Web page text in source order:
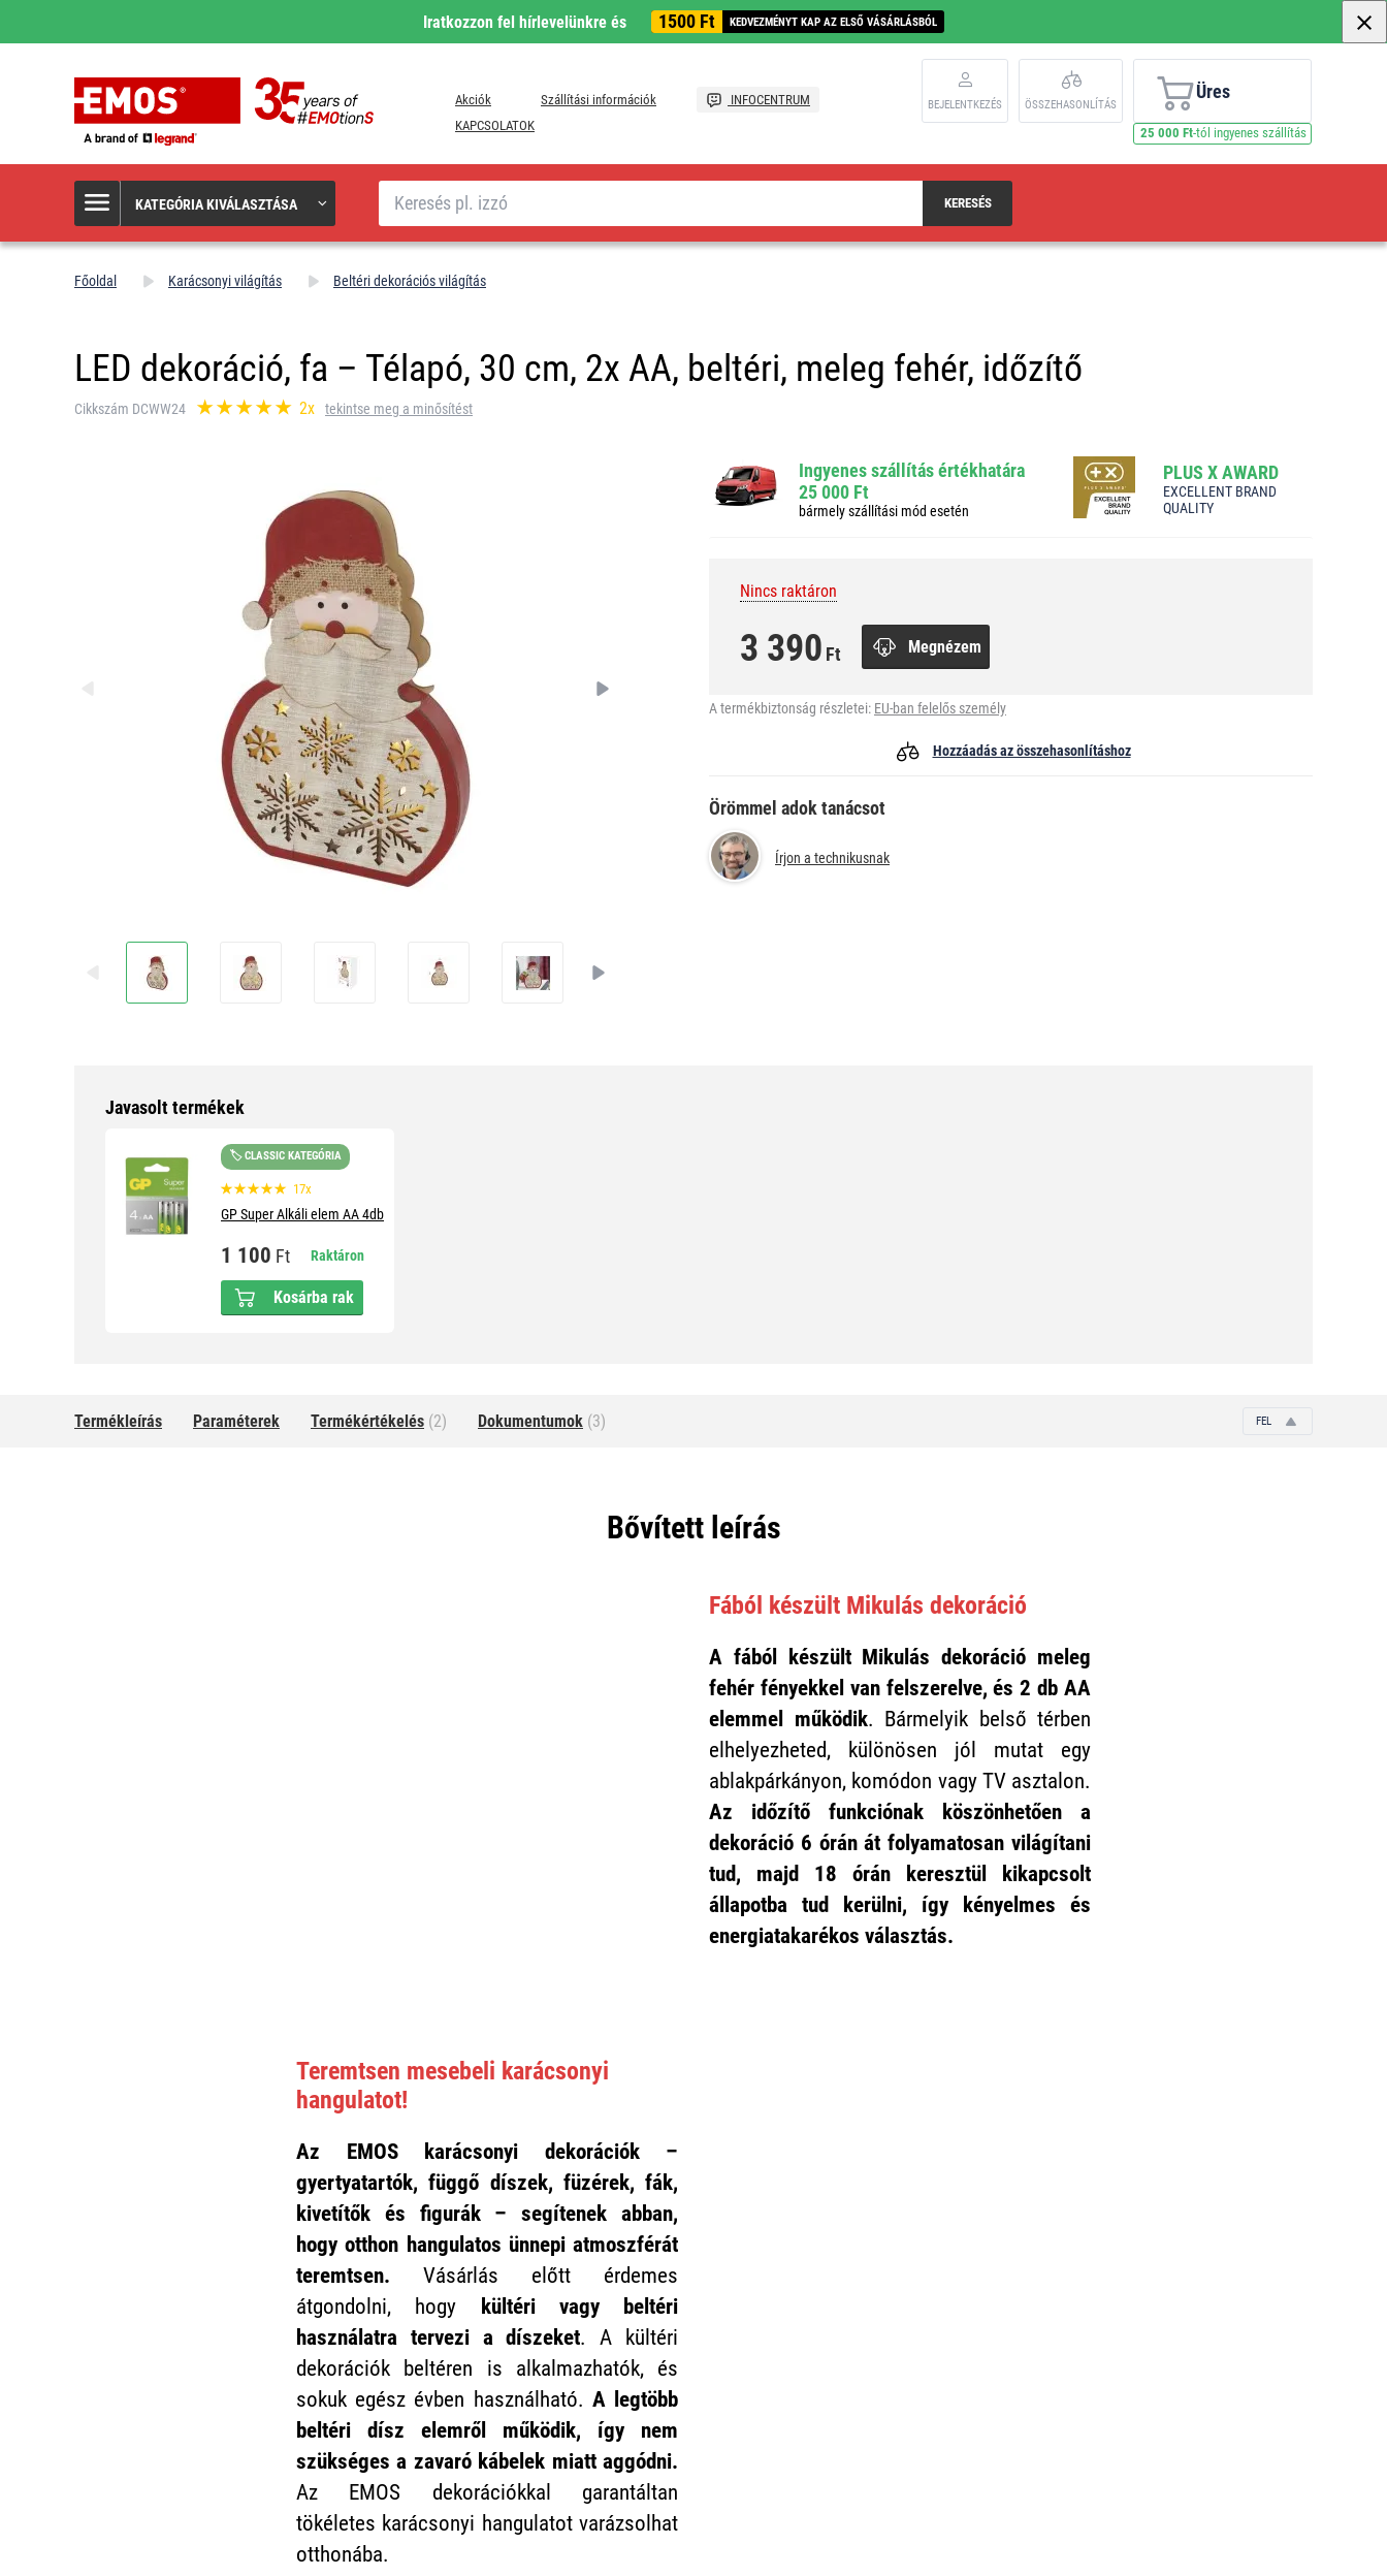
Iratkozzon fel hírlevelünkre és 1500 Ft KEDVEZMÉNYT KAP AZ ELSŐ VÁSÁRLÁSBÓL
Akciók Szállítási információk
INFOCENTRUM
KAPCSOLATOK
BEJELENTKEZÉS ÖSSZEHASONLÍTÁS
Üres
25 000 Ft-tól ingyenes szállítás
KATEGÓRIA KIVÁLASZTÁSA
Keresés
KERESÉS
Főoldal Karácsonyi világítás Beltéri dekorációs világítás
LED dekoráció, fa – Télapó, 30 cm, 2x AA, beltéri, meleg fehér, időzítő
Cikkszám DCWW24 2x tekintse meg a minősítést
Ingyenes szállítás értékhatára
25 000 Ft
bármely szállítási mód esetén
PLUS X AWARD
EXCELLENT BRAND
QUALITY
Nincs raktáron
3 390 Ft Megnézem
A termékbiztonság részletei: EU-ban felelős személy
Hozzáadás az összehasonlításhoz
Örömmel adok tanácsot
Írjon a technikusnak
Javasolt termékek
🏷️ CLASSIC KATEGÓRIA
17x
GP Super Alkáli elem AA 4db
1 100 Ft Raktáron
Kosárba rak
Termékleírás Paraméterek Termékértékelés (2) Dokumentumok (3) FEL
Bővített leírás
Fából készült Mikulás dekoráció
A fából készült Mikulás dekoráció meleg
fehér fényekkel van felszerelve, és 2 db AA
elemmel működik. Bármelyik belső térben
elhelyezheted, különösen jól mutat egy
ablakpárkányon, komódon vagy TV asztalon.
Az időzítő funkciónak köszönhetően a
dekoráció 6 órán át folyamatosan világítani
tud, majd 18 órán keresztül kikapcsolt
állapotba tud kerülni, így kényelmes és
energiatakarékos választás.
Teremtsen mesebeli karácsonyi
hangulatot!
Az EMOS karácsonyi dekorációk –
gyertyatartók, függő díszek, füzérek, fák,
kivetítők és figurák – segítenek abban,
hogy otthon hangulatos ünnepi atmoszférát
teremtsen. Vásárlás előtt érdemes
átgondolni, hogy
kültéri vagy beltéri
használatra tervezi a díszeket. A kültéri
dekorációk beltéren is alkalmazhatók, és
sokuk egész évben használható. A legtöbb
beltéri dísz elemről működik, így nem
szükséges a zavaró kábelek miatt aggódni.
Az EMOS dekorációkkal garantáltan
tökéletes karácsonyi hangulatot varázsolhat
otthonába.